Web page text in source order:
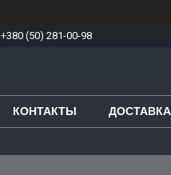
+380 (50) 281-00-98
КОНТАКТЫ